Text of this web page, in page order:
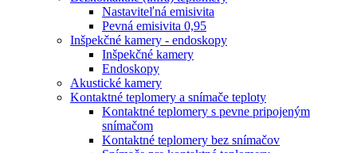
Nastaviteľná emisivita
Pevná emisivita 0,95
Inšpekčné kamery - endoskopy
Inšpekčné kamery
Endoskopy
Akustické kamery
Kontaktné teplomery a snímače teploty
Kontaktné teplomery s pevne pripojeným
snímačom
Kontaktné teplomery bez snímačov